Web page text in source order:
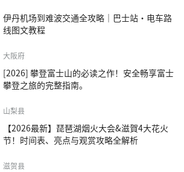
伊丹机场到难波交通全攻略｜巴士站・电车路
线图文教程
大阪府
[2026] 攀登富士山的必读之作！安全畅享富士
攀登之旅的完整指南。
山梨县
【2026最新】琵琶湖烟火大会&滋賀4大花火
节！时间表、亮点与观赏攻略全解析
滋贺县